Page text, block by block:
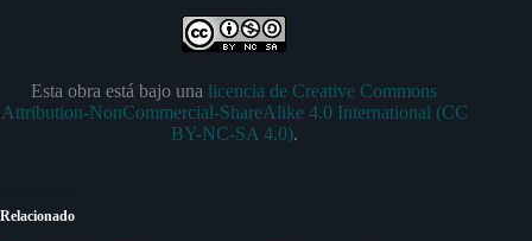
Esta obra está bajo una licencia de Creative Commons
Attribution-NonCommercial-ShareAlike 4.0 International (CC
BY-NC-SA 4.0).
Relacionado